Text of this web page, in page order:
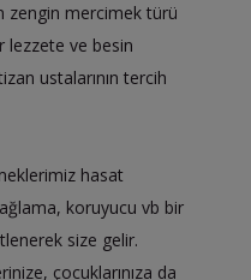
zengin mercimek türü
lezzete ve besin
ustalarının tercih
hasat
koruyucu vb bir
size gelir.
çocuklarınıza da